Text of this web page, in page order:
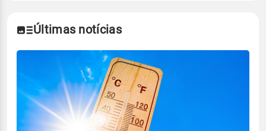
Últimas notícias